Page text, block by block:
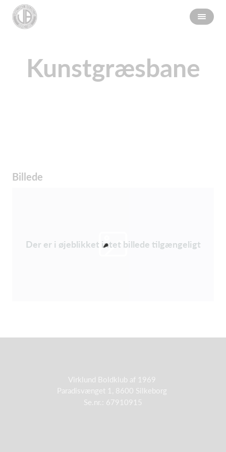
Kunstgræsbane
Billede
Der er i øjeblikket intet billede tilgængeligt
Virklund Boldklub af 1969
Paradisvænget 1, 8600 Silkeborg
Se.nr.: 67910915